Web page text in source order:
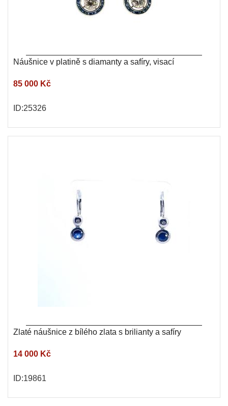
Náušnice v platině s diamanty a safíry, visací
85 000 Kč
ID:25326
Zlaté náušnice z bílého zlata s brilianty a safíry
14 000 Kč
ID:19861